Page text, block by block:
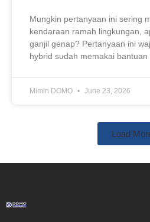
Mungkin pertanyaan ini sering
kendaraan ramah lingkungan,
ganjil genap? Pertanyaan ini
hybrid sudah memakai bantuan
Mimin DOMO June 23, 2026
Load